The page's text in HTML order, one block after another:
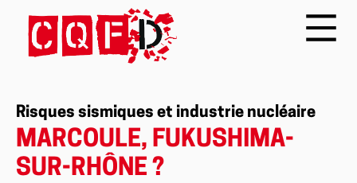
Risques sismiques et industrie nucléaire
MARCOULE, FUKUSHIMA-
SUR-RHÔNE ?